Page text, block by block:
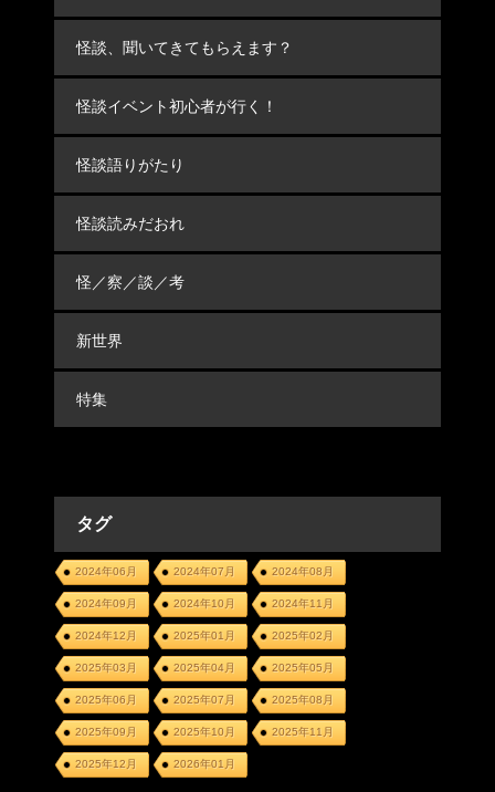
怪談、聞いてきてもらえます？
怪談イベント初心者が行く！
怪談語りがたり
怪談読みだおれ
怪／察／談／考
新世界
特集
タグ
2024年06月 2024年07月 2024年08月
2024年09月 2024年10月 2024年11月
2024年12月 2025年01月 2025年02月
2025年03月 2025年04月 2025年05月
2025年06月 2025年07月 2025年08月
2025年09月 2025年10月 2025年11月
2025年12月 2026年01月